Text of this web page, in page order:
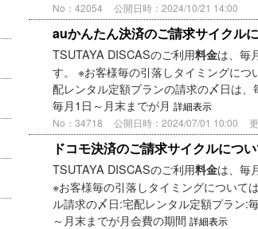
No：42054 公開日時：2024/10/21 14:00
auかんたん決済のご請求サイクル
TSUTAYA DISCASのご利用料金は、毎
す。 ※お客様毎の引落しタイミングに
配レンタル定額プランの請求の〆日は
毎月1日～月末までが月 詳細表示
No：34718 公開日時：2024/07/01 10:00
ドコモ決済のご請求サイクルにつ
TSUTAYA DISCASのご利用料金は、毎
※お客様毎の引落しタイミングについて
ル請求の〆日:宅配レンタル定額プラン:
～月末までが月会費の期間 詳細表示